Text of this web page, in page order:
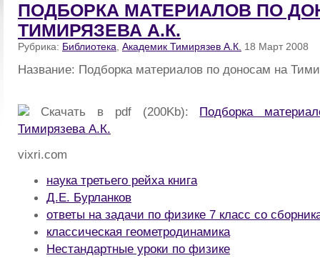
ПОДБОРКА МАТЕРИАЛОВ ПО
ТИМИРЯЗЕВА А.К.
Рубрика: Библиотека Академик Тимирязев А.К. 18 Март 2008
Название: Подборка материалов по доносам на
Скачать в pdf (200Kb): Подборка
Тимирязева А.К.
vixri.com
наука третьего рейха книга
Д.Е. Бурланков
ответы на задачи по физике 7 класс со
классическая геометродинамика
Нестандартные уроки по физике